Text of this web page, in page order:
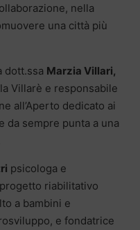
nella
una città più
dott.ssa Marzia Villari,
Villarè e responsabile
all’Aperto dedicato ai
da sempre punta a una
psicologa e
riabilitativo
a bambini e
e fondatrice